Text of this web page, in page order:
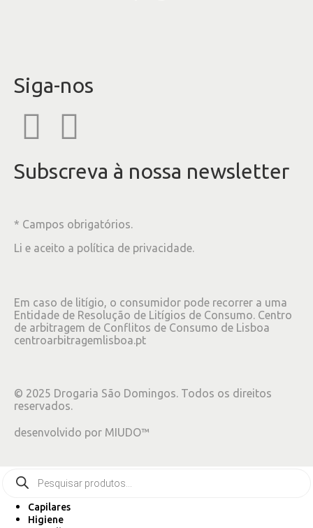
Siga-nos
Subscreva à nossa newsletter
* Campos obrigatórios.
Li e aceito a política de privacidade.
Em caso de litígio, o consumidor pode recorrer a uma
Entidade de Resolução de Litígios de Consumo. Centro
de arbitragem de Conflitos de Consumo de Lisboa
centroarbitragemlisboa.pt
© 2025 Drogaria São Domingos. Todos os direitos
reservados.
desenvolvido por MIUDO™
Capilares
Higiene